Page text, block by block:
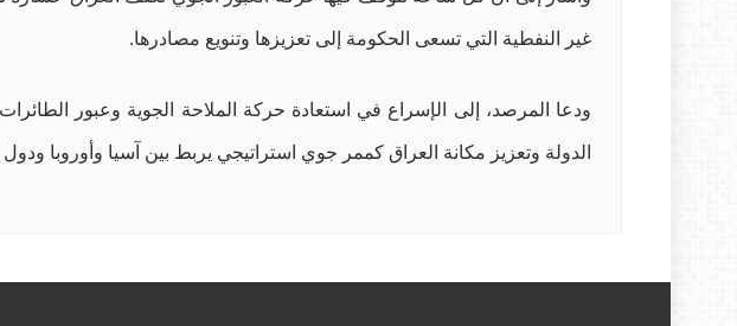
غير النفطية التي تسعى الحكومة إلى تعزيزها وتنويع مصادرها.
ودعا المرصد، إلى الإسراع في استعادة حركة الملاحة الجوية وعبور
الدولة وتعزيز مكانة العراق كممر جوي استراتيجي يربط بين آسيا وأوروبا